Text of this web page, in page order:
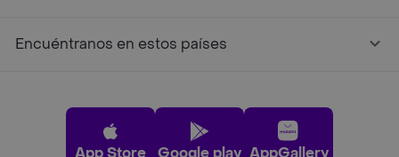
Encuéntranos en estos países
App Store Google play AppGallery